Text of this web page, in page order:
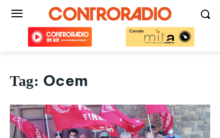
Tag: Ocem